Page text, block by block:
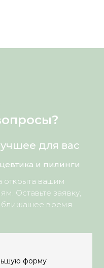
для вас
форму
открыта вашим
Оставьте заявку,
время
и пилинги